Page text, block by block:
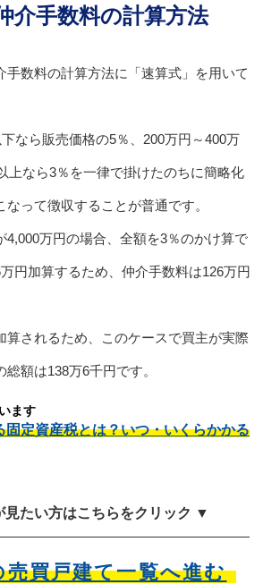
介手数料の計算方法
手数料の計算方法に「速算式」を用いて
なら販売価格の5％、200万円～400万
上なら3％を一律で掛けたのちに簡略化
って徴収することが普通です。
4,000万円の場合、全額を3％のかけ算で
円加算するため、仲介手数料は126万円
算されるため、このケースで買主が実際
額は138万6千円です。
ます
固定資産税とは？いつ・いくらかかる
たい方はこちらをクリック ▼
売買戸建て一覧へ進む